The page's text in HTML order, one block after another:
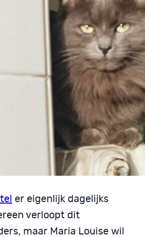
er eigenlijk dagelijks
verloopt dit
maar Maria Louise wil